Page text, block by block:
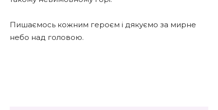
Пишаємось кожним героєм і дякуємо за мирне
небо над головою.